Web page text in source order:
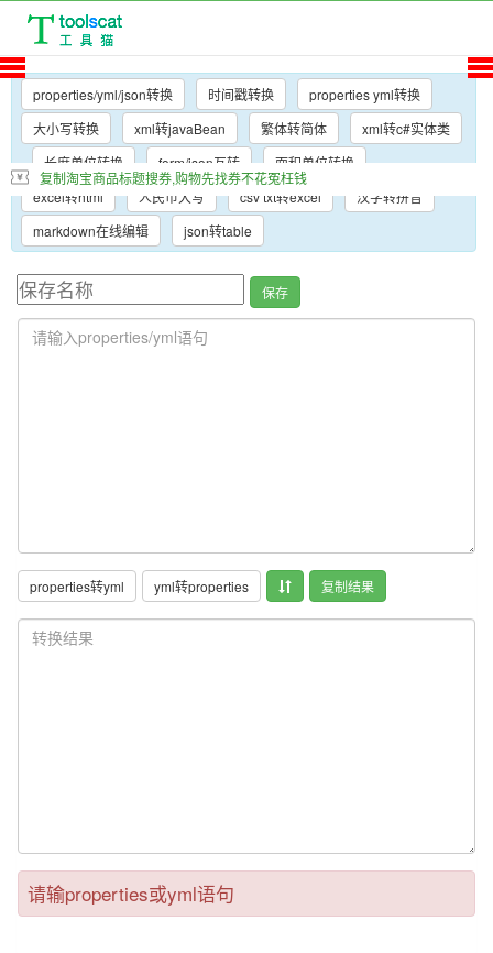
properties/yml/json转换 时间戳转换
properties yml转换
大小写转换
xml转javaBean 繁体转简体
xml转c#实体类
长度单位转换
form/json互转
面积单位转换
excel转html
人民币大写 csv txt转excel
汉字转拼音
markdown在线编辑
json转table
复制结果
请输properties或yml语句
复制淘宝商品标题搜券,购物先找券不花冤枉钱